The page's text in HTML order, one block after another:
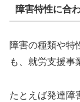
障害特性に合
障害の種類や特
も、就労支援事
たとえば発達障